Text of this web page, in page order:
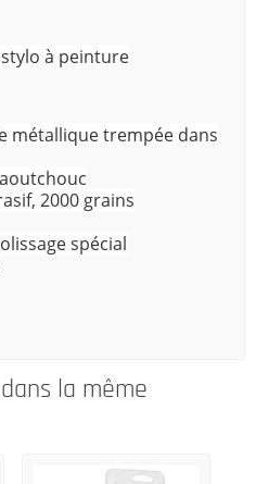
à peinture
métallique trempée dans
2000 grains
spécial
la même